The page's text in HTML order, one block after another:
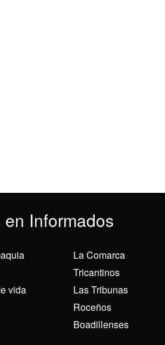
en Informados
vida
La Comarca
Tricantinos
Las Tribunas
Roceños
Boadillenses